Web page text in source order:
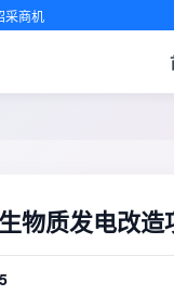
采商机
物质发电改造